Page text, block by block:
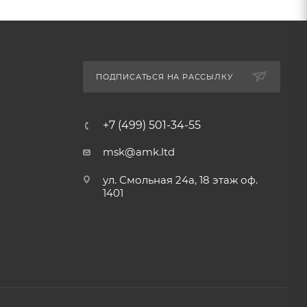
ПОДПИСАТЬСЯ НА РАССЫЛКУ
+7 (499) 501-34-55
msk@amk.ltd
ул. Смольная 24а, 18 этаж оф.
1401